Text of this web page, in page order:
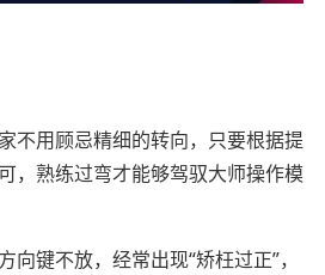
不用顾忌精细的转向，只要根据提
，熟练过弯才能够驾驭大师操作模
键不放，经常出现“矫枉过正”，